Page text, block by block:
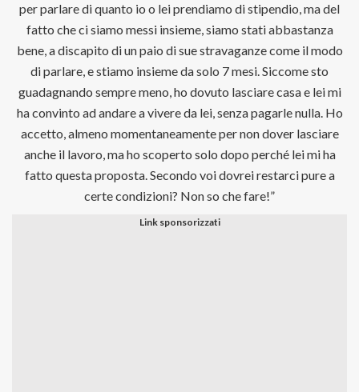
per parlare di quanto io o lei prendiamo di stipendio, ma del
fatto che ci siamo messi insieme, siamo stati abbastanza
bene, a discapito di un paio di sue stravaganze come il modo
di parlare, e stiamo insieme da solo 7 mesi. Siccome sto
guadagnando sempre meno, ho dovuto lasciare casa e lei mi
ha convinto ad andare a vivere da lei, senza pagarle nulla. Ho
accetto, almeno momentaneamente per non dover lasciare
anche il lavoro, ma ho scoperto solo dopo perché lei mi ha
fatto questa proposta. Secondo voi dovrei restarci pure a
certe condizioni? Non so che fare!”